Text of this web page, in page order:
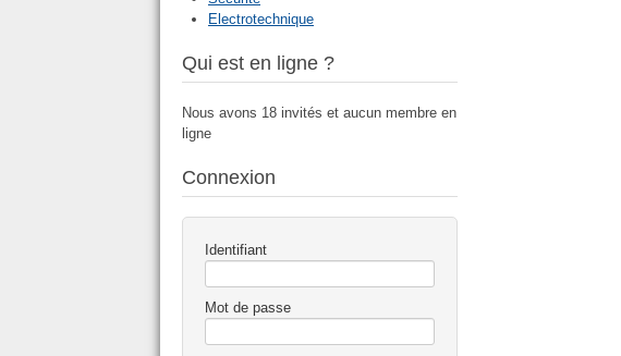
Electrotechnique
Qui est en ligne ?
Nous avons 18 invités et aucun membre en
ligne
Connexion
Identifiant
Mot de passe